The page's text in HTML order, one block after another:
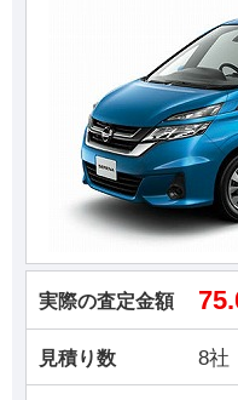
実際の査定金額
見積り数 8社